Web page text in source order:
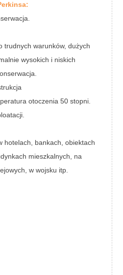
trudnych warunków, dużych
wysokich i niskich
otoczenia 50 stopni.
hotelach, bankach, obiektach
mieszkalnych, na
w wojsku itp.